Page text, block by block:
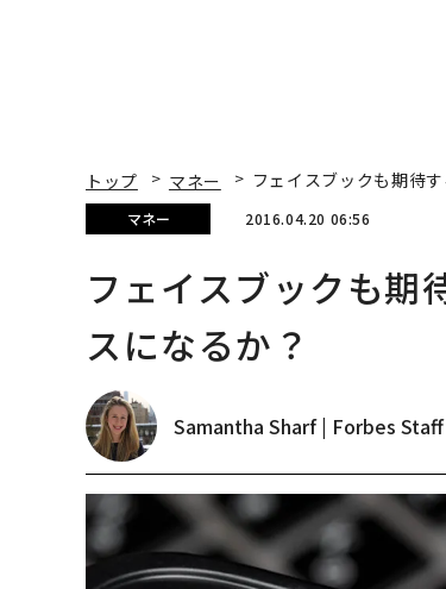
トップ マネー フェイスブックも期待
マネー 2016.04.20 06:56
フェイスブックも期
スになるか？
Samantha Sharf | Forbes Staff